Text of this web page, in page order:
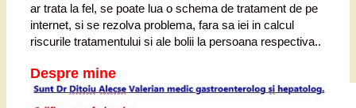
ar trata la fel, se poate lua o schema de tratament de pe
internet, si se rezolva problema, fara sa iei in calcul
riscurile tratamentului si ale bolii la persoana respectiva..
Despre mine